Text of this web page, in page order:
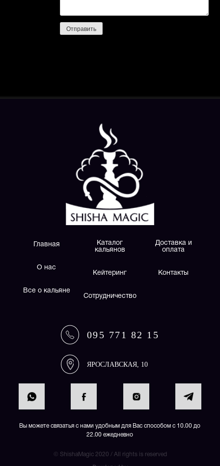
Главная
О нас
Все о кальяне
Каталог
кальянов
Кейтеринг
Сотрудничество
Доставка и
оплата
Контакты
095 771 82 15
ЯРОСЛАВСКАЯ, 10
Вы можете связатья с нами удобным для Вас способом с 10.00 до
22.00 ежедневно
© ShishaMagic 2020 / All rights is reserved